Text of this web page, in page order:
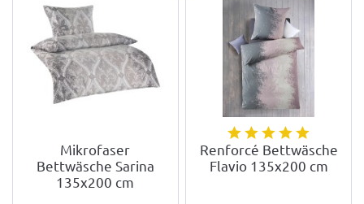
Mikrofaser
Bettwäsche Sarina
135x200 cm
Renforcé Bettwäsche
Flavio 135x200 cm